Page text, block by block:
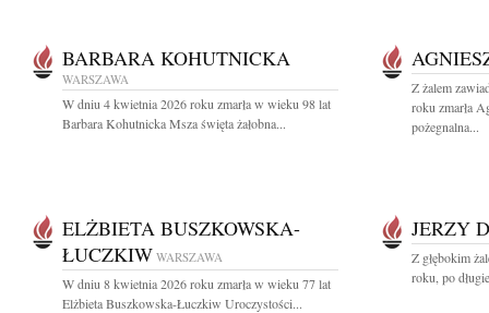
BARBARA KOHUTNICKA
WARSZAWA
W dniu 4 kwietnia 2026 roku zmarła w wieku 98 lat
Barbara Kohutnicka Msza święta żałobna...
Z żalem
roku zmarła
pożegnalna...
ELŻBIETA BUSZKOWSKA-
ŁUCZKIW WARSZAWA
W dniu 8 kwietnia 2026 roku zmarła w wieku 77 lat
Elżbieta Buszkowska-Łuczkiw Uroczystości...
JERZY
Z głębokim
roku, po